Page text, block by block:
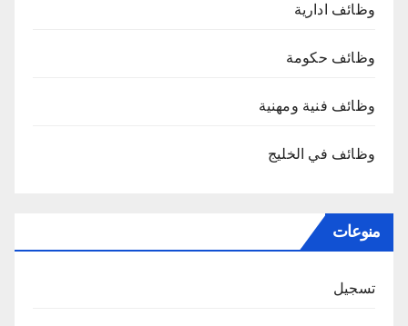
وظائف ادارية
وظائف حكومة
وظائف فنية ومهنية
وظائف في الخليج
منوعات
تسجيل